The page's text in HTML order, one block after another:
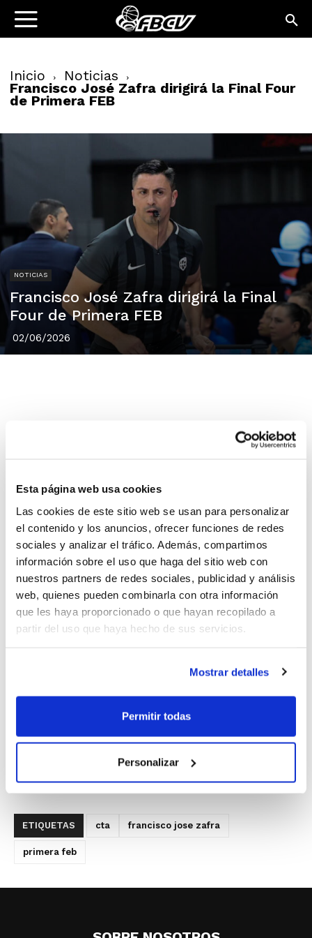
Esta página web usa cookies
Las cookies de este sitio web se usan para personalizar
el contenido y los anuncios, ofrecer funciones de redes
sociales y analizar el tráfico. Además, compartimos
información sobre el uso que haga del sitio web con
nuestros partners de redes sociales, publicidad y análisis
web, quienes pueden combinarla con otra información
que les haya proporcionado o que hayan recopilado a
partir del uso que haya hecho de sus servicios.
Mostrar detalles
Permitir todas
Personalizar
Inicio Noticias
Francisco José Zafra dirigirá la Final Four
de Primera FEB
NOTICIAS
Francisco José Zafra dirigirá la Final
Four de Primera FEB
02/06/2026
conoce ya al
que será el equipo arbitral para la disputa
pondrá en juego la segunda y definitiva
plaza de ascenso a la Liga Endesa. Siete
árbitros y dos comisarios entre los que
estará el árbitro FBCV Francisco José
Zafra.
Zafra ha participado esta temporada en
nacionales.
ETIQUETAS cta francisco jose zafra
primera feb